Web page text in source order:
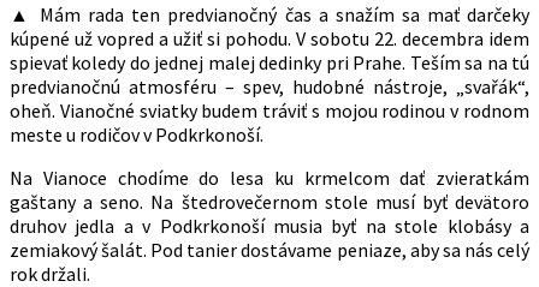
▲ Mám rada ten predvianočný čas a snažím sa mať darčeky
kúpené už vopred a užiť si pohodu. V sobotu 22. decembra idem
spievať koledy do jednej malej dedinky pri Prahe. Teším sa na tú
predvianočnú atmosféru – spev, hudobné nástroje, „svařák“,
oheň. Vianočné sviatky budem tráviť s mojou rodinou v rodnom
meste u rodičov v Podkrkonoší.
Na Vianoce chodíme do lesa ku krmelcom dať zvieratkám
gaštany a seno. Na štedrovečernom stole musí byť devätoro
druhov jedla a v Podkrkonoší musia byť na stole klobásy a
zemiakový šalát. Pod tanier dostávame peniaze, aby sa nás celý
rok držali.